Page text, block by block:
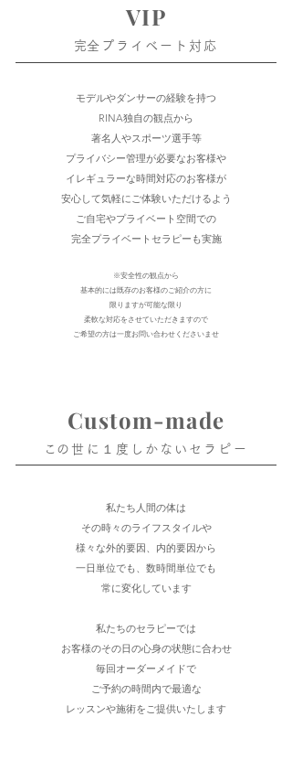
VIP
​完全プライベート対応​​
モデルやダンサーの経験を持つ
RINA独自の観点から
著名人やスポーツ選手等
プライバシー管理が必要なお客様や
イレギュラーな時間対応のお客様が
安心して気軽にご体験いただけるよう
ご自宅やプライベート空間での
完全プライベートセラピーも実施
※安全性の観点から
基本的には既存のお客様のご紹介の方に
限りますが可能な限り
柔軟な対応をさせていただきますので
ご希望の方は一度お問い合わせくださいませ
Custom-made
​この世に１度しかないセラピー​
私たち人間の体は
その時々のライフスタイルや
様々な外的要因、内的要因から
​一日単位でも、数時間単位でも
常に変化しています
私たちのセラピーでは
お客様のその日の心身の状態に合わせ
毎回オーダーメイドで
​ご予約の時間内で最適な
レッスンや施術をご提供いたします​